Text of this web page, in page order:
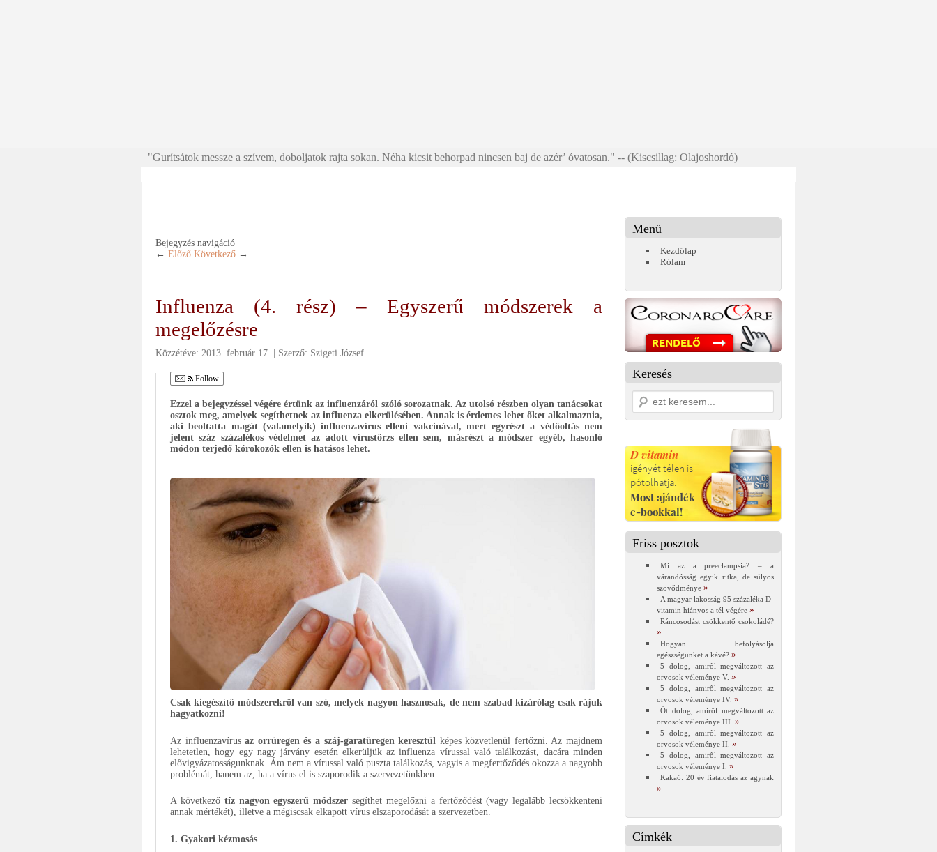
"Gurítsátok messze a szívem, doboljatok rajta sokan. Néha kicsit behorpad nincsen baj de azér’ óvatosan." -- (Kiscsillag: Olajoshordó)
Bejegyzés navigáció
← Előző Következő →
Influenza (4. rész) – Egyszerű módszerek a
megelőzésre
Közzétéve: 2013. február 17. Szerző: Szigeti József
Follow
Ezzel a bejegyzéssel végére értünk az influenzáról szóló sorozatnak. Az utolsó részben olyan tanácsokat
osztok meg, amelyek segíthetnek az influenza elkerülésében. Annak is érdemes lehet őket alkalmaznia,
aki beoltatta magát (valamelyik) influenzavírus elleni vakcinával, mert egyrészt a védőoltás nem
jelent száz százalékos védelmet az adott vírustörzs ellen sem, másrészt a módszer egyéb, hasonló
módon terjedő kórokozók ellen is hatásos lehet.
Csak kiegészítő módszerekről van szó, melyek nagyon hasznosak, de nem szabad kizárólag csak rájuk
hagyatkozni!
Az influenzavírusaz orrüregen és a száj-garatüregen keresztül képes közvetlenül fertőzni. Az majdnem
lehetetlen, hogy egy nagy járvány esetén elkerüljük az influenza vírussal való találkozást, dacára minden
elővigyázatosságunknak. Ám nem a vírussal való puszta találkozás, vagyis a megfertőződés okozza a nagyobb
problémát, hanem az, ha a vírus el is szaporodik a szervezetünkben.
A következő tíz nagyon egyszerű módszer segíthet megelőzni a fertőződést (vagy legalább lecsökkenteni
annak mértékét), illetve a mégiscsak elkapott vírus elszaporodását a szervezetben.
1. Gyakori kézmosás
Menü
Kezdőlap
Rólam
Keresés
Friss posztok
Mi az a preeclampsia? – a
várandósság egyik ritka, de súlyos
szövődménye
A magyar lakosság 95 százaléka D-
vitamin hiányos a tél végére
Ráncosodást csökkentő csokoládé?
Hogyan befolyásolja
egészségünket a kávé?
5 dolog, amiről megváltozott az
orvosok véleménye V.
5 dolog, amiről megváltozott az
orvosok véleménye IV.
Öt dolog, amiről megváltozott az
orvosok véleménye III.
5 dolog, amiről megváltozott az
orvosok véleménye II.
5 dolog, amiről megváltozott az
orvosok véleménye I.
Kakaó: 20 év fiatalodás az agynak
Címkék